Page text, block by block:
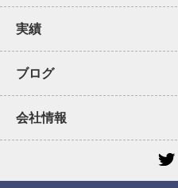
実績
ブログ
会社情報